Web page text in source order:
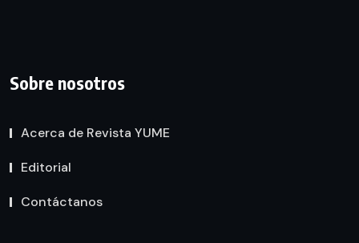
Sobre nosotros
Acerca de Revista YUME
Editorial
Contáctanos